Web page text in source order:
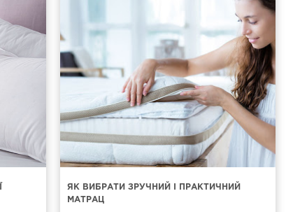
ЯК ВИБРАТИ ЗРУЧНИЙ І ПРАКТИЧНИЙ
МАТРАЦ